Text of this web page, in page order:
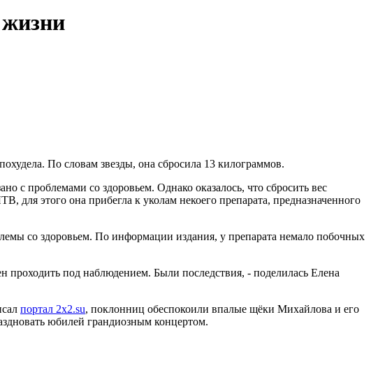
По словам звезды, она сбросила 13 килограммов.
с проблемами со здоровьем. Однако оказалось, что сбросить вес
для этого она прибегла к уколам некоего препарата, предназначенного
со здоровьем. По информации издания, у препарата немало побочных
проходить под наблюдением. Были последствия, - поделилась Елена
портал 2x2.su, поклонниц обеспокоили впалые щёки Михайлова и его
юбилей грандиозным концертом.